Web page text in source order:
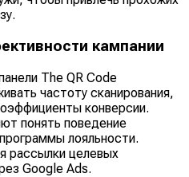
кампании
The QR Code
частоту сканирования,
конверсии.
понять поведение
лояльности.
рассылки целевых
Google Ads.